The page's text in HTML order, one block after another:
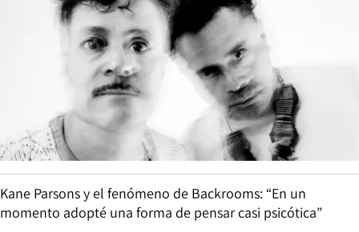
Kane Parsons y el fenómeno de Backrooms: “En un
momento adopté una forma de pensar casi psicótica”